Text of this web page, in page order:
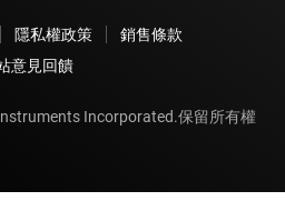
隱私權政策
銷售條款
意見回饋
Incorporated.保留所有權